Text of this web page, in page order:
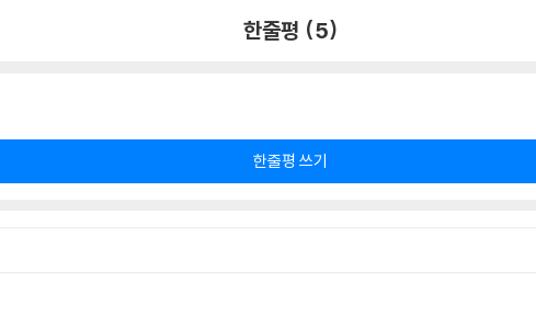
한줄평 (5)
한줄평 쓰기